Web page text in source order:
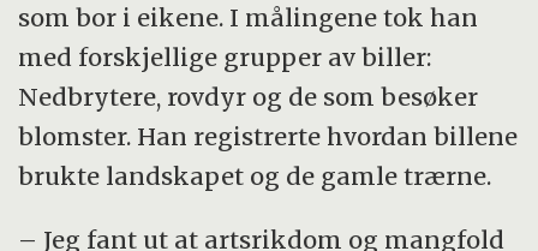
som bor i eikene. I målingene tok han
med forskjellige grupper av biller:
Nedbrytere, rovdyr og de som besøker
blomster. Han registrerte hvordan billene
brukte landskapet og de gamle trærne.
– Jeg fant ut at artsrikdom og mangfold